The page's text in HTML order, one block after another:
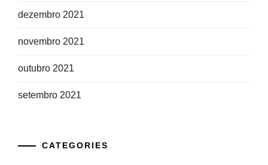
dezembro 2021
novembro 2021
outubro 2021
setembro 2021
CATEGORIES